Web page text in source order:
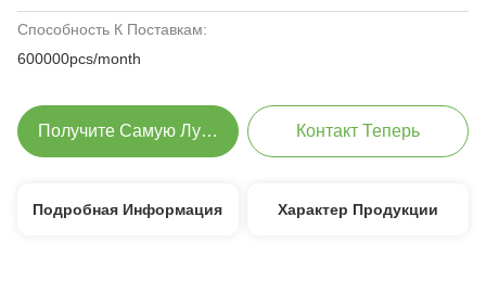
Способность К Поставкам:
600000pcs/month
Получите Самую Лучшую Цену Контакт Теперь
Подробная Информация Характер Продукции